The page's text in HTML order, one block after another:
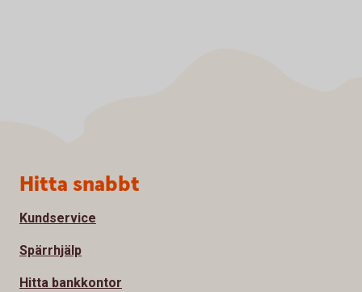
Sidfot
Hitta snabbt
Kundservice
Spärrhjälp
Hitta bankkontor